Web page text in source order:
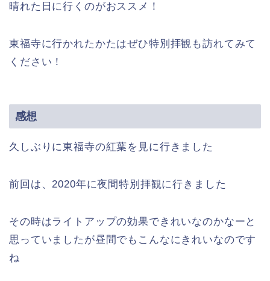
晴れた日に行くのがおススメ！
東福寺に行かれたかたはぜひ特別拝観も訪れてみて
ください！
感想
久しぶりに東福寺の紅葉を見に行きました
前回は、2020年に夜間特別拝観に行きました
その時はライトアップの効果できれいなのかなーと
思っていましたが昼間でもこんなにきれいなのです
ね